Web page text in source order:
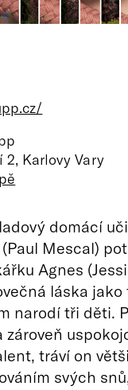
2, Karlovy Vary
domácí
Mescal)
Agnes
láska jako
narodí tři děti.
zároveň
tráví on
svých